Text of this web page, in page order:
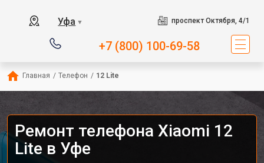
Уфа ▼ проспект Октября, 4/1
+7 (800) 100-69-58
Главная / Телефон / 12 Lite
Ремонт телефона Xiaomi 12
Lite в Уфе